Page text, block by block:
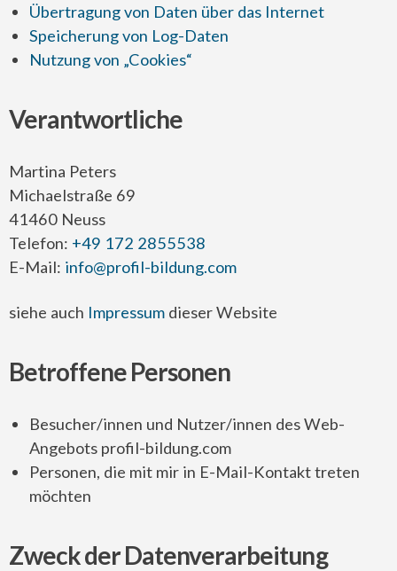
Übertragung von Daten über das Internet
Speicherung von Log-Daten
Nutzung von „Cookies“
Verantwortliche
Martina Peters
Michaelstraße 69
41460 Neuss
Telefon: +49 172 2855538
E-Mail: info@profil-bildung.com
siehe auch Impressum dieser Website
Betroffene Personen
Besucher/innen und Nutzer/innen des Web-
Angebots profil-bildung.com
Personen, die mit mir in E-Mail-Kontakt treten
möchten
Zweck der Datenverarbeitung